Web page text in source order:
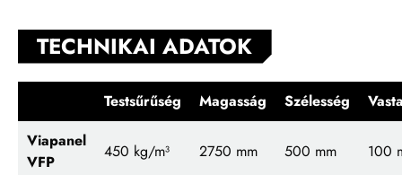
TECHNIKAI ADATOK
Testsűrűség Magasság Szélesség
Viapanel
VFP
450 kg/m³ 2750 mm 500 mm 100